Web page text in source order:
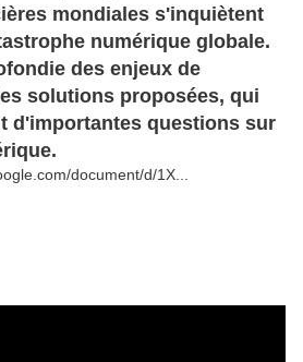
mondiales s'inquiètent
numérique globale.
des enjeux de
solutions proposées, qui
d'importantes questions sur
document/d/1X...